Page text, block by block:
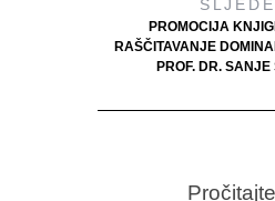
PROMOCIJA
RAŠČITAVANJE
PROF. DR. SANJE